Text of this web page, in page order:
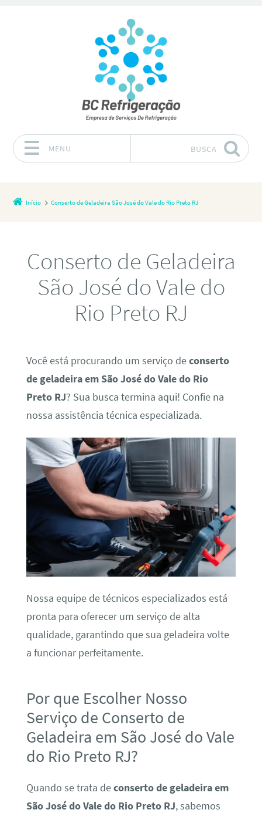
MENU BUSCA
Início Conserto de Geladeira São José do Vale do Rio Preto RJ
Conserto de Geladeira
São José do Vale do
Rio Preto RJ
Você está procurando um serviço deconserto
de geladeira em São José do Vale do Rio
Preto RJ? Sua busca termina aqui! Confie na
nossa assistência técnica especializada.
Nossa equipe de técnicos especializados está
pronta para oferecer um serviço de alta
qualidade, garantindo que sua geladeira volte
a funcionar perfeitamente.
Por que Escolher Nosso
Serviço de Conserto de
Geladeira em São José do Vale
do Rio Preto RJ?
Quando se trata deconserto de geladeira em
São José do Vale do Rio Preto RJ, sabemos